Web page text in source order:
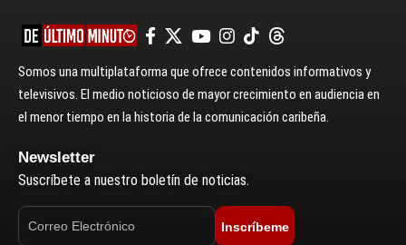
Somos una multiplataforma que ofrece contenidos informativos y
televisivos. El medio noticioso de mayor crecimiento en audiencia en
el menor tiempo en la historia de la comunicación caribeña.
Newsletter
Suscríbete a nuestro boletín de noticias.
Inscríbeme